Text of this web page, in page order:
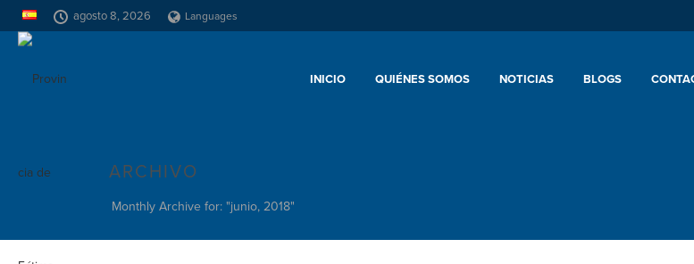
agosto 8, 2026 Languages
INICIO QUIÉNES SOMOS NOTICIAS BLOGS
ARCHIVO
Monthly Archive for: "junio, 2018"